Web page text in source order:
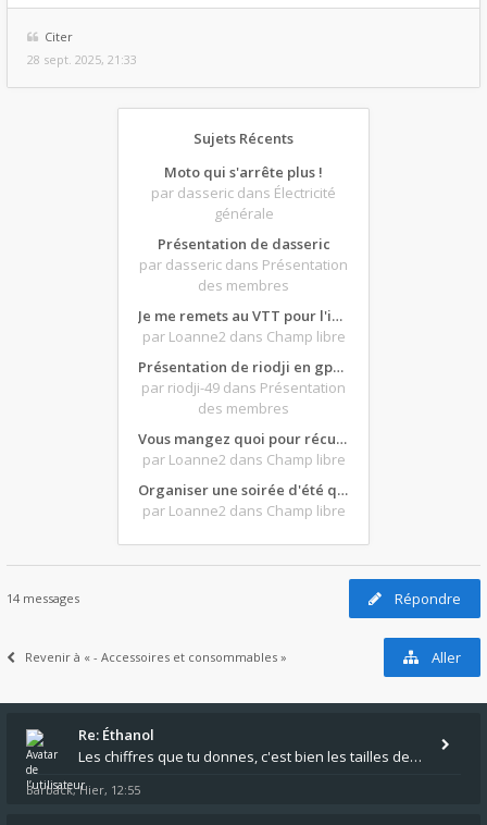
Citer
28 sept. 2025, 21:33
Sujets Récents
Moto qui s'arrête plus !
par dasseric dans Électricité
générale
Présentation de dasseric
par dasseric dans Présentation
des membres
Je me remets au VTT pour l'intersaison, version électrique
par Loanne2 dans Champ libre
Présentation de riodji en gpz500
par riodji-49 dans Présentation
des membres
Vous mangez quoi pour récupérer après une grosse journée de moto ?
par Loanne2 dans Champ libre
Organiser une soirée d'été qui claque : vos bons plans matos ?
par Loanne2 dans Champ libre
14 messages Répondre
Revenir à « - Accessoires et consommables » Aller
Re: Éthanol
Les chiffres que tu donnes, c'est bien les tailles de gicleur ? Par contre tes "-2 tours" à quoi correspondent t'ils ?
Barback,Hier, 12:55